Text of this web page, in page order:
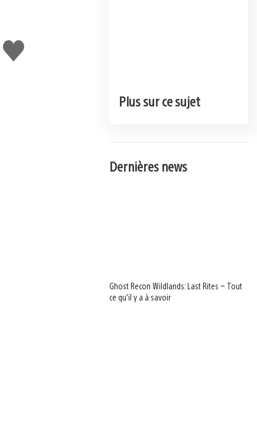
J'aime
Plus sur ce sujet
Dernières news
Ghost Recon Wildlands: Last Rites – Tout
ce qu’il y a à savoir